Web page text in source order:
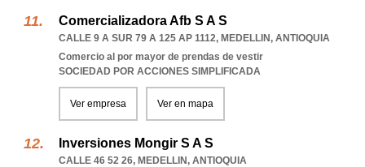
Comercializadora Afb S A S
CALLE 9 A SUR 79 A 125 AP 1112, MEDELLIN, ANTIOQUIA
Comercio al por mayor de prendas de vestir
SOCIEDAD POR ACCIONES SIMPLIFICADA
Ver empresa Ver en mapa
Inversiones Mongir S A S
CALLE 46 52 26, MEDELLIN, ANTIOQUIA